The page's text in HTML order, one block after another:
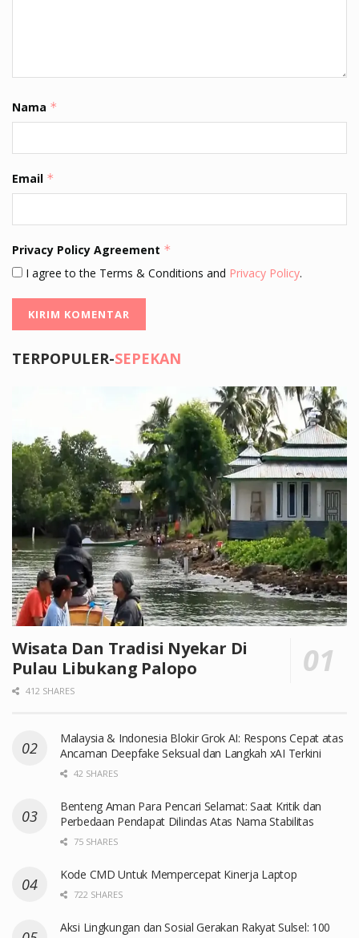
Nama *
Email *
Privacy Policy Agreement *
I agree to the Terms & Conditions and Privacy Policy.
TERPOPULER-SEPEKAN
Wisata Dan Tradisi Nyekar Di
Pulau Libukang Palopo
412 SHARES
Malaysia & Indonesia Blokir Grok AI: Respons Cepat atas
Ancaman Deepfake Seksual dan Langkah xAI Terkini
42 SHARES
Benteng Aman Para Pencari Selamat: Saat Kritik dan
Perbedaan Pendapat Dilindas Atas Nama Stabilitas
75 SHARES
Kode CMD Untuk Mempercepat Kinerja Laptop
722 SHARES
Aksi Lingkungan dan Sosial Gerakan Rakyat Sulsel: 100